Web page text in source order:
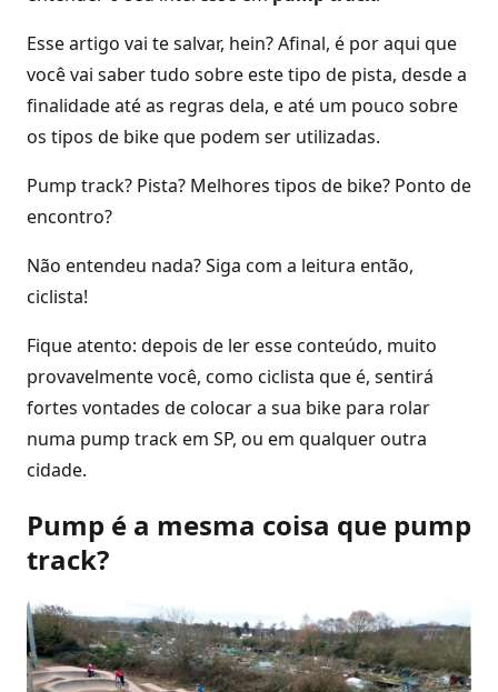
Esse artigo vai te salvar, hein? Afinal, é por aqui que
você vai saber tudo sobre este tipo de pista, desde a
finalidade até as regras dela, e até um pouco sobre
os tipos de bike que podem ser utilizadas.
Pump track? Pista? Melhores tipos de bike? Ponto de
encontro?
Não entendeu nada? Siga com a leitura então,
ciclista!
Fique atento: depois de ler esse conteúdo, muito
provavelmente você, como ciclista que é, sentirá
fortes vontades de colocar a sua bike para rolar
numa pump track em SP, ou em qualquer outra
cidade.
Pump é a mesma coisa que pump
track?